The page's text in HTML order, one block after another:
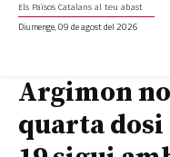
Els Països Catalans al teu abast
Diumenge, 09 de agost del 2026
Argimon
quarta